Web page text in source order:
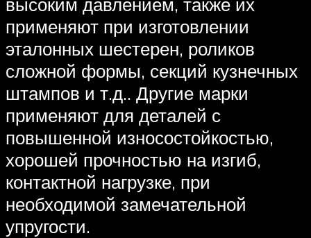
применяют при изготовлении
эталонных шестерен, роликов
сложной формы, секций кузнечных
штампов и т.д.. Другие марки
применяют для деталей с
повышенной износостойкостью,
хорошей прочностью на изгиб,
контактной нагрузке, при
необходимой замечательной
упругости.